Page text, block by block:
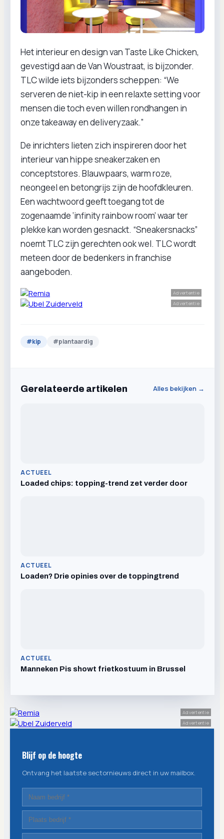
Het interieur en design van Taste Like Chicken,
gevestigd aan de Van Woustraat, is bijzonder.
TLC wilde iets bijzonders scheppen: “We
serveren de niet-kip in een relaxte setting voor
mensen die toch even willen rondhangen in
onze takeaway en deliveryzaak.”
De inrichters lieten zich inspireren door het
interieur van hippe sneakerzaken en
conceptstores. Blauwpaars, warm roze,
neongeel en betongrijs zijn de hoofdkleuren.
Een wachtwoord geeft toegang tot de
zogenaamde ‘infinity rainbow room’ waar ter
plekke kan worden gesnackt. “Sneakersnacks”
noemt TLC zijn gerechten ook wel. TLC wordt
meteen door de bedenkers in franchise
aangeboden.
Advertentie
Advertentie
#kip #plantaardig
Gerelateerde artikelen Alles bekijken →
ACTUEEL
Loaded chips: topping-trend zet verder door
ACTUEEL
Loaden? Drie opinies over de toppingtrend
ACTUEEL
Manneken Pis showt frietkostuum in Brussel
Advertentie
Advertentie
Blijf op de hoogte
Ontvang het laatste sectornieuws direct in uw mailbox.